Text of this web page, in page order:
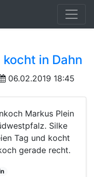
in Dahn
06.02.2019 18:45
Markus Plein
Silke
Tag und kocht
gerade recht.